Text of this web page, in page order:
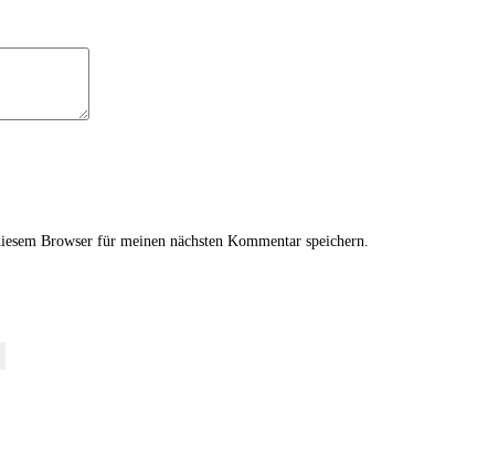
Browser für meinen nächsten Kommentar speichern.